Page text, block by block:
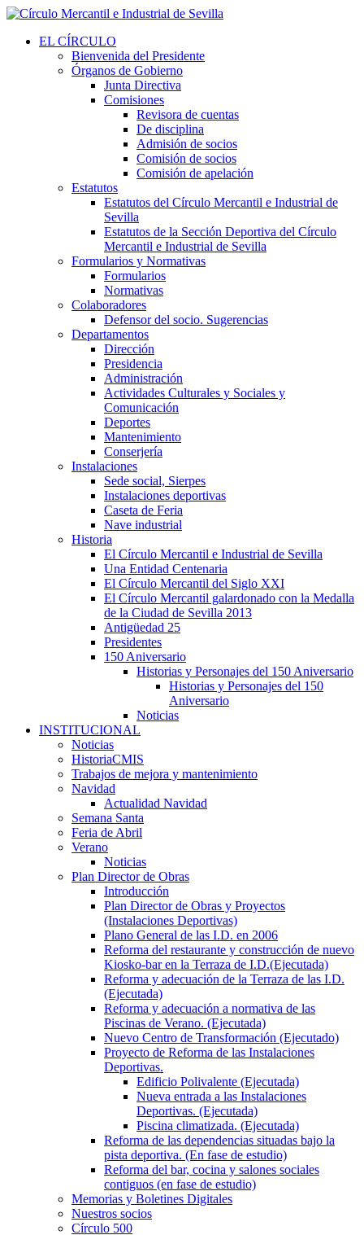
EL CÍRCULO
Bienvenida del Presidente
Órganos de Gobierno
Junta Directiva
Comisiones
Revisora de cuentas
De disciplina
Admisión de socios
Comisión de socios
Comisión de apelación
Estatutos
Estatutos del Círculo Mercantil e Industrial de
Sevilla
Estatutos de la Sección Deportiva del Círculo
Mercantil e Industrial de Sevilla
Formularios y Normativas
Formularios
Normativas
Colaboradores
Defensor del socio. Sugerencias
Departamentos
Dirección
Presidencia
Administración
Actividades Culturales y Sociales y
Comunicación
Deportes
Mantenimiento
Conserjería
Instalaciones
Sede social, Sierpes
Instalaciones deportivas
Caseta de Feria
Nave industrial
Historia
El Círculo Mercantil e Industrial de Sevilla
Una Entidad Centenaria
El Círculo Mercantil del Siglo XXI
El Círculo Mercantil galardonado con la Medalla
de la Ciudad de Sevilla 2013
Antigüedad 25
Presidentes
150 Aniversario
Historias y Personajes del 150 Aniversario
Historias y Personajes del 150
Aniversario
Noticias
INSTITUCIONAL
Noticias
HistoriaCMIS
Trabajos de mejora y mantenimiento
Navidad
Actualidad Navidad
Semana Santa
Feria de Abril
Verano
Noticias
Plan Director de Obras
Introducción
Plan Director de Obras y Proyectos
(Instalaciones Deportivas)
Plano General de las I.D. en 2006
Reforma del restaurante y construcción de nuevo
Kiosko-bar en la Terraza de I.D.(Ejecutada)
Reforma y adecuación de la Terraza de las I.D.
(Ejecutada)
Reforma y adecuación a normativa de las
Piscinas de Verano. (Ejecutada)
Nuevo Centro de Transformación (Ejecutado)
Proyecto de Reforma de las Instalaciones
Deportivas.
Edificio Polivalente (Ejecutada)
Nueva entrada a las Instalaciones
Deportivas. (Ejecutada)
Piscina climatizada. (Ejecutada)
Reforma de las dependencias situadas bajo la
pista deportiva. (En fase de estudio)
Reforma del bar, cocina y salones sociales
contiguos (en fase de estudio)
Memorias y Boletines Digitales
Nuestros socios
Círculo 500